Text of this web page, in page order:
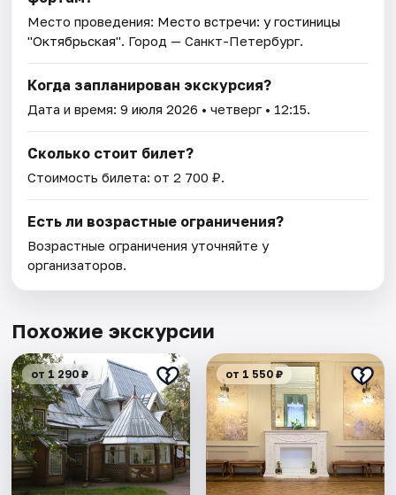
Место проведения: Место встречи: у гостиницы
"Октябрьская". Город — Санкт-Петербург.
Когда запланирован экскурсия?
Дата и время:9 июля 2026 • четверг • 12:15.
Сколько стоит билет?
Стоимость билета: от 2 700 ₽.
Есть ли возрастные ограничения?
Возрастные ограничения уточняйте у
организаторов.
Похожие экскурсии
от 1 290 ₽ от 1 550 ₽